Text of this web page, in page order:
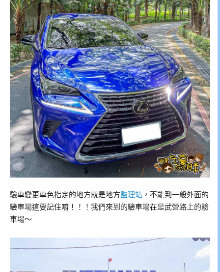
驗車變更車色指定的地方就是地方監理站 ，不能到一般外面的
驗車場這要記住唷！！！我們來到的驗車場在是武營路上的驗
車場～